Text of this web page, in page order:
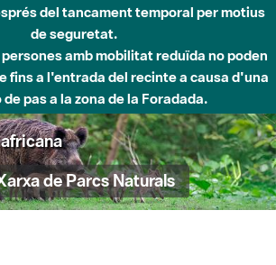
del tancament temporal per motius
de seguretat.
amb mobilitat reduïda no poden
fins a l'entrada del recinte a causa d'una
pas a la zona de la Foradada.
de Parcs Naturals